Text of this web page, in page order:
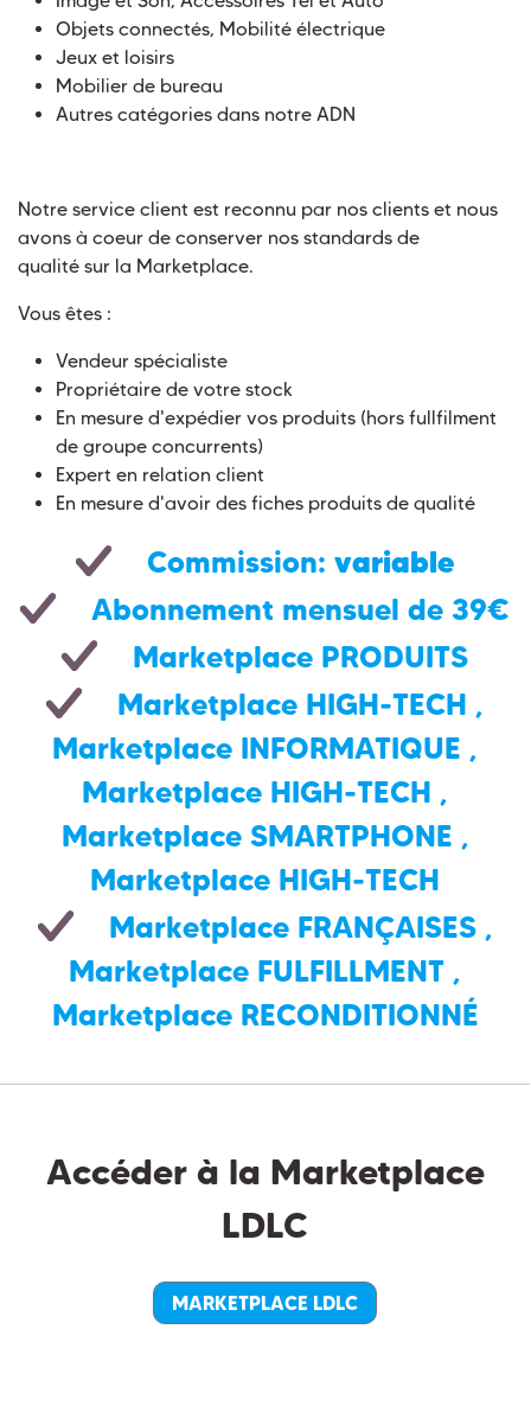
Objets connectés, Mobilité électrique
Jeux et loisirs
Mobilier de bureau
Autres catégories dans notre ADN
Notre service client est reconnu par nos clients et nous
avons à coeur de conserver nos standards de
qualité sur la Marketplace.
Vous êtes :
Vendeur spécialiste
Propriétaire de votre stock
En mesure d'expédier vos produits (hors fullfilment
de groupe concurrents)
Expert en relation client
En mesure d'avoir des fiches produits de qualité
Commission: variable
Abonnement mensuel de 39€
Marketplace PRODUITS
Marketplace HIGH-TECH ,
Marketplace INFORMATIQUE ,
Marketplace HIGH-TECH ,
Marketplace SMARTPHONE ,
Marketplace HIGH-TECH
Marketplace FRANÇAISES,
Marketplace FULFILLMENT ,
Marketplace RECONDITIONNÉ
Accéder à la Marketplace
LDLC
MARKETPLACE LDLC